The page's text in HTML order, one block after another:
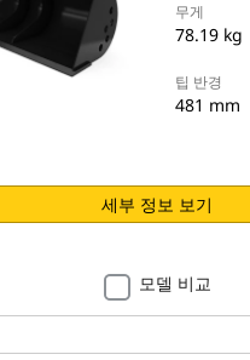
무게
78.19 kg
팁 반경
481 mm
세부 정보 보기
모델 비교